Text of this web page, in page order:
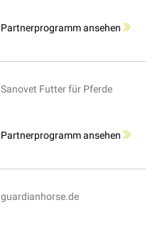
Partnerprogramm ansehen
Sanovet Futter für Pferde
Partnerprogramm ansehen
guardianhorse.de